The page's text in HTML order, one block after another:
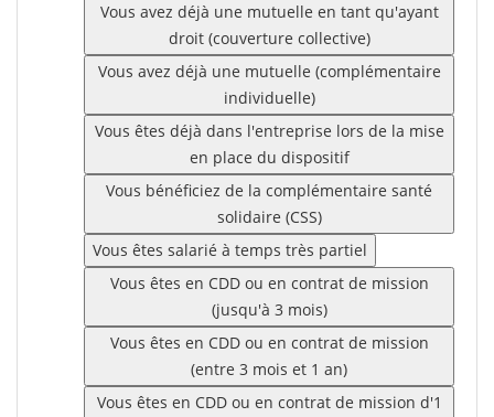
Vous avez déjà une mutuelle en tant qu'ayant
droit (couverture collective)
Vous avez déjà une mutuelle (complémentaire
individuelle)
Vous êtes déjà dans l'entreprise lors de la mise
en place du dispositif
Vous bénéficiez de la complémentaire santé
solidaire (CSS)
Vous êtes salarié à temps très partiel
Vous êtes en CDD ou en contrat de mission
(jusqu'à 3 mois)
Vous êtes en CDD ou en contrat de mission
(entre 3 mois et 1 an)
Vous êtes en CDD ou en contrat de mission d'1